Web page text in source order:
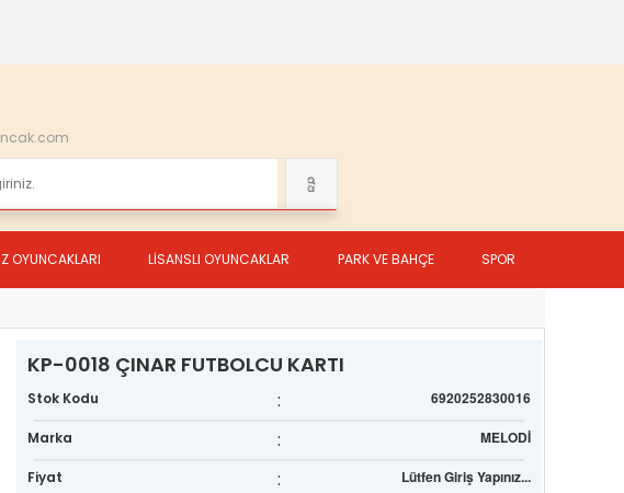
OYUNCAKLARI LİSANSLI OYUNCAKLAR PARK VE BAHÇE SPOR
KP-0018 ÇINAR FUTBOLCU KARTI
Stok Kodu : 6920252830016
Marka : MELODİ
Fiyat : Lütfen Giriş Yapınız...